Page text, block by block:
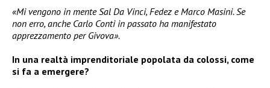
«Mi vengono in mente Sal Da Vinci, Fedez e Marco Masini. Se
non erro, anche Carlo Conti in passato ha manifestato
apprezzamento per Givova».
In una realtà imprenditoriale popolata da colossi, come
si fa a emergere?